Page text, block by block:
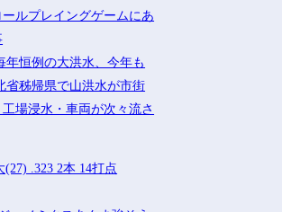
ルプレイングゲームにあ
年恒例の大洪水、今年も
省秭帰県で山洪水が市街
場浸水・車両が次々流さ
(27) .323 2本 14打点